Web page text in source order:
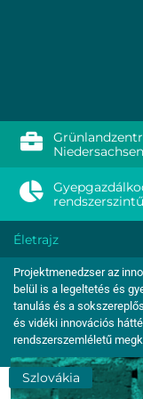
Életrajz
Projektmenedzser az
belül is a legeltetés és
tanulás és a
és vidéki innovációs
rendszerszemléletű
Szlovákia